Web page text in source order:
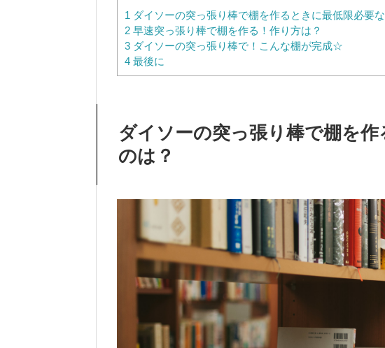
1 ダイソーの突っ張り棒で棚を作るときに最低限必要
2 早速突っ張り棒で棚を作る！作り方は？
3 ダイソーの突っ張り棒で！こんな棚が完成☆
4 最後に
ダイソーの突っ張り棒で棚を
のは？